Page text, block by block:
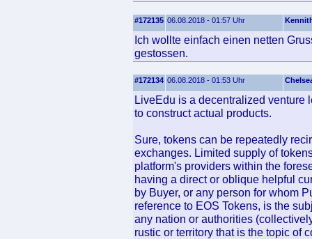
#172135 06.08.2018 - 01:57 Uhr
Ich wollte einfach einen netten
gestossen.
#172134 06.08.2018 - 01:53 Uhr
LiveEdu is a decentralized venture
to construct actual products.
Sure, tokens can be repeatedly
exchanges. Limited supply of
platform's providers within the
having a direct or oblique helpful
by Buyer, or any person for whom
reference to EOS Tokens, is the
any nation or authorities
rustic or territory that is the topic of